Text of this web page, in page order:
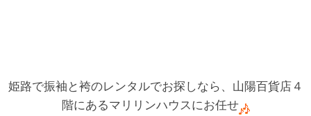
姫路で振袖と袴のレンタルでお探しなら、山陽百貨店４
階にあるマリリンハウスにお任せ